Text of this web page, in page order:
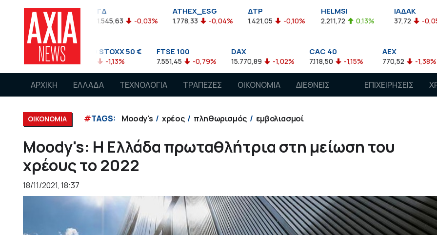
ΓΔ
1.545,63 -0,03% 1.778,33 -0,04%
ΔΤΡ
1.421,05 -0,10% 2.211,72 0,13%
ΙΑΔΑΚ
37,72 -0,05%
MXGRR
DJ EURO STOXX 50 €
4.253,76 -1,13%
FTSE 100
7.551,45 -0,79%
DAX
15.770,89 -1,02% 7.118,50 -1,15%
AEX
770,52 -1,38% 8.783,40
ΑΡΧΙΚΗ ΕΛΛΑΔΑ ΤΕΧΝΟΛΟΓΙΑ ΤΡΑΠΕΖΕΣ ΟΙΚΟΝΟΜΙΑ
ΔΙΕΘΝΕΙΣ
ΕΠΙΧΕΙΡΗΣΕΙΣ
ΟΙΚΟΝΟΜΙΑ #TAGS: Moody's χρέος πληθωρισμός εμβολιασμοί
Moody's: Η Ελλάδα πρωταθλήτρια στη μείωση του
χρέους το 2022
18/11/2021, 18:37